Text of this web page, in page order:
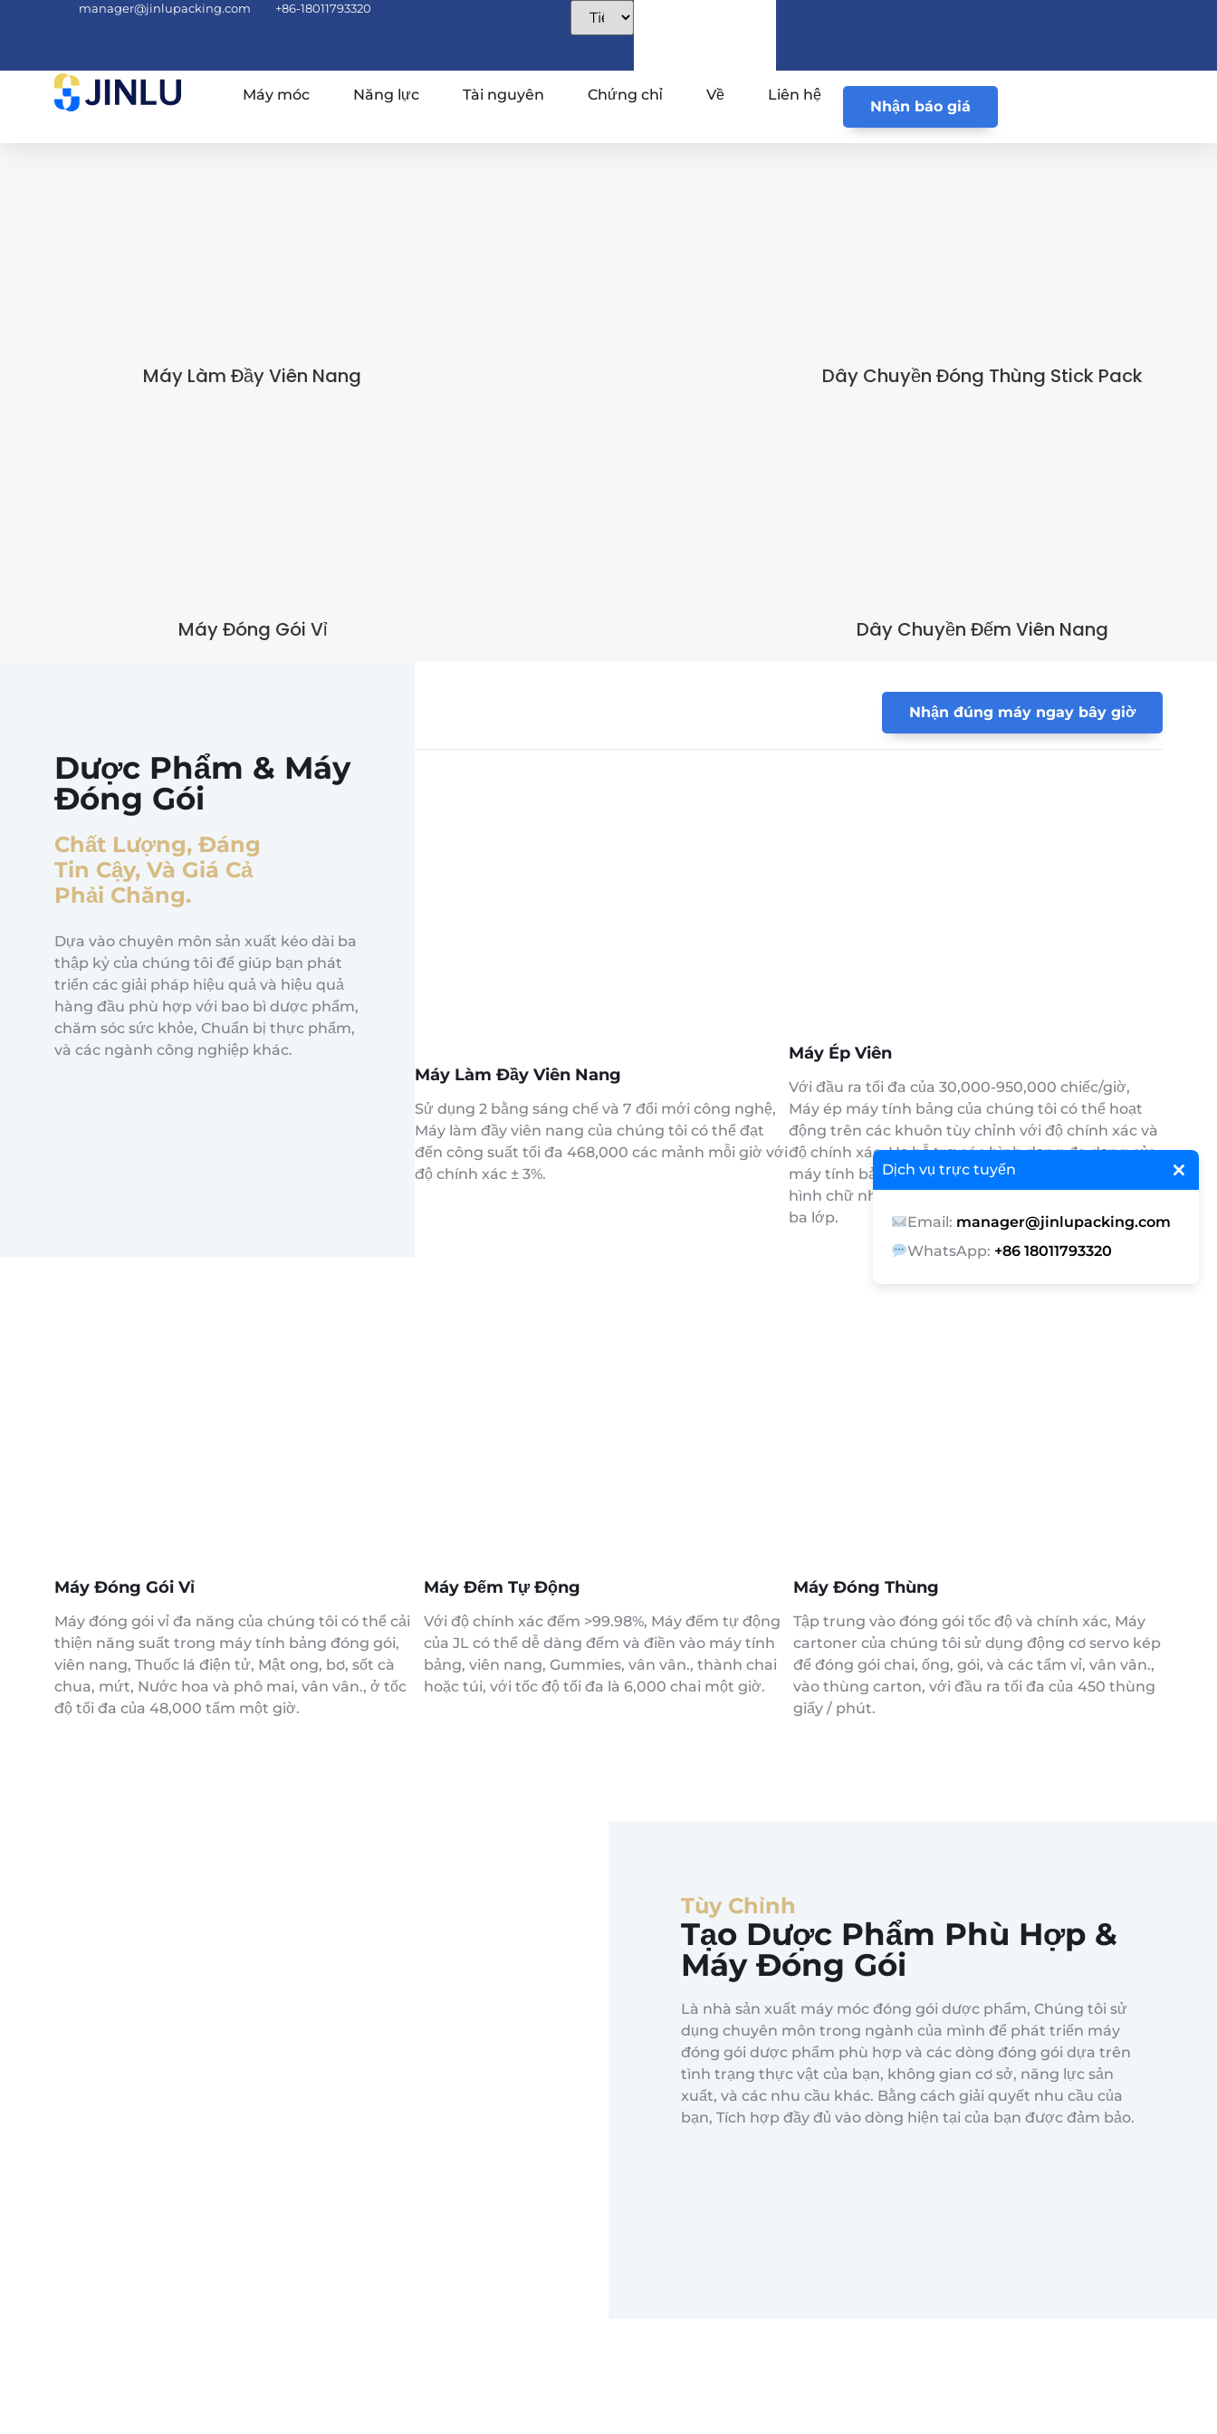
×
Dịch vụ trực tuyến
Email: manager@jinlupacking.com
WhatsApp: +86 18011793320
manager@jinlupacking.com +86-18011793320
Máy móc Năng lực Tài nguyên Chứng chỉ Về Liên hệ
Nhận báo giá
Máy Làm Đầy Viên Nang Dây Chuyền Đóng Thùng Stick Pack
Máy Đóng Gói Vỉ Dây Chuyền Đếm Viên Nang
Dược Phẩm & Máy
Đóng Gói
Chất Lượng, Đáng
Tin Cậy, Và Giá Cả
Phải Chăng.
Dựa vào chuyên môn sản xuất kéo dài ba
thập kỷ của chúng tôi để giúp bạn phát
triển các giải pháp hiệu quả và hiệu quả
hàng đầu phù hợp với bao bì dược phẩm,
chăm sóc sức khỏe, Chuẩn bị thực phẩm,
và các ngành công nghiệp khác.
Nhận đúng máy ngay bây giờ
Máy Ép Viên
Với đầu ra tối đa của 30,000-950,000 chiếc/giờ,
Máy ép máy tính bảng của chúng tôi có thể hoạt
động trên các khuôn tùy chỉnh với độ chính xác và
độ chính xác. Họ hỗ trợ các hình dạng đa dạng của
máy tính bảng, bao gồm cả vòng, hình bầu dục,
hình chữ nhật, quảng trường, hai lớp, và các giống
ba lớp.
Máy Làm Đầy Viên Nang
Sử dụng 2 bằng sáng chế và 7 đổi mới công nghệ,
Máy làm đầy viên nang của chúng tôi có thể đạt
đến công suất tối đa 468,000 các mảnh mỗi giờ với
độ chính xác ± 3%.
Máy Đóng Gói Vỉ
Máy đóng gói vỉ đa năng của chúng tôi có thể cải
thiện năng suất trong máy tính bảng đóng gói,
viên nang, Thuốc lá điện tử, Mật ong, bơ, sốt cà
chua, mứt, Nước hoa và phô mai, vân vân., ở tốc
độ tối đa của 48,000 tấm một giờ.
Máy Đếm Tự Động
Với độ chính xác đếm >99.98%, Máy đếm tự động
của JL có thể dễ dàng đếm và điền vào máy tính
bảng, viên nang, Gummies, vân vân., thành chai
hoặc túi, với tốc độ tối đa là 6,000 chai một giờ.
Máy Đóng Thùng
Tập trung vào đóng gói tốc độ và chính xác, Máy
cartoner của chúng tôi sử dụng động cơ servo kép
để đóng gói chai, ống, gói, và các tấm vỉ, vân vân.,
vào thùng carton, với đầu ra tối đa của 450 thùng
giấy / phút.
Tùy Chỉnh
Tạo Dược Phẩm Phù Hợp &
Máy Đóng Gói
Là nhà sản xuất máy móc đóng gói dược phẩm, Chúng tôi sử
dụng chuyên môn trong ngành của mình để phát triển máy
đóng gói dược phẩm phù hợp và các dòng đóng gói dựa trên
tình trạng thực vật của bạn, không gian cơ sở, năng lực sản
xuất, và các nhu cầu khác. Bằng cách giải quyết nhu cầu của
bạn, Tích hợp đầy đủ vào dòng hiện tại của bạn được đảm bảo.